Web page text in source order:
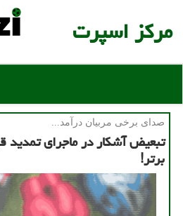
مركز اسپرت
صدای برخی مربیان درآمد...
تبعیض آشكار در ماجرای تمدید
برتر!